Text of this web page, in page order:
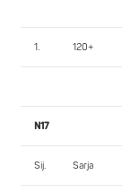
1. 120+
N17
Sij. Sarja